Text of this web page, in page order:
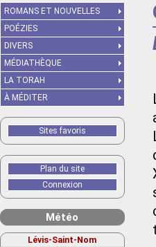
ROMANS ET NOUVELLES
POÉZIES
DIVERS
MÉDIATHÈQUE
LA TORAH
À MÉDITER
Sites favoris
Plan du site
Connexion
Météo
Lévis-Saint-Nom